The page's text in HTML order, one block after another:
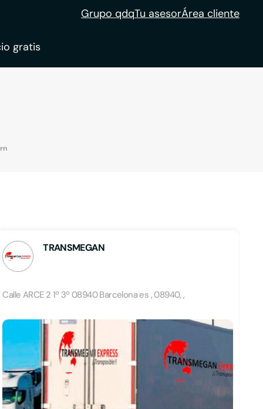
Grupo qdqTu asesorÁrea cliente
gratis
TRANSMEGAN
Calle ARCE 2 1º 3º 08940 Barcelona es , 08940, ,